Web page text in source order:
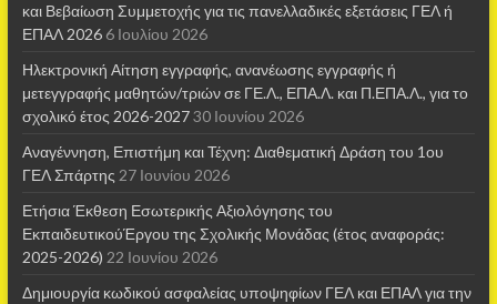
και Βεβαίωση Συμμετοχής για τις πανελλαδικές εξετάσεις ΓΕΛ ή
ΕΠΑΛ 2026 6 Ιουλίου 2026
Ηλεκτρονική Αίτηση εγγραφής, ανανέωσης εγγραφής ή
μετεγγραφής μαθητών/τριών σε ΓΕ.Λ., ΕΠΑ.Λ. και Π.ΕΠΑ.Λ., για το
σχολικό έτος 2026-202730 Ιουνίου 2026
Αναγέννηση, Επιστήμη και Τέχνη: Διαθεματική Δράση του 1ου
ΓΕΛ Σπάρτης 27 Ιουνίου 2026
Ετήσια Έκθεση Εσωτερικής Αξιολόγησης του
ΕκπαιδευτικούΈργου της Σχολικής Μονάδας (έτος αναφοράς:
2025-2026) 22 Ιουνίου 2026
Δημιουργία κωδικού ασφαλείας υποψηφίων ΓΕΛ και ΕΠΑΛ για την